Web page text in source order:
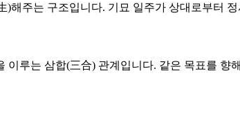
)해주는 구조입니다. 기묘 일주가 상대로부터
이루는 삼합(三合) 관계입니다. 같은 목표를